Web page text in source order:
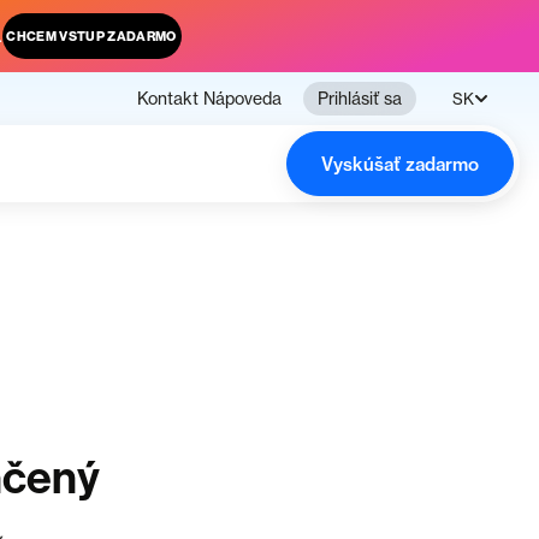
CHCEM VSTUP ZADARMO
Kontakt Nápoveda Prihlásiť sa SK
Vyskúšať zadarmo